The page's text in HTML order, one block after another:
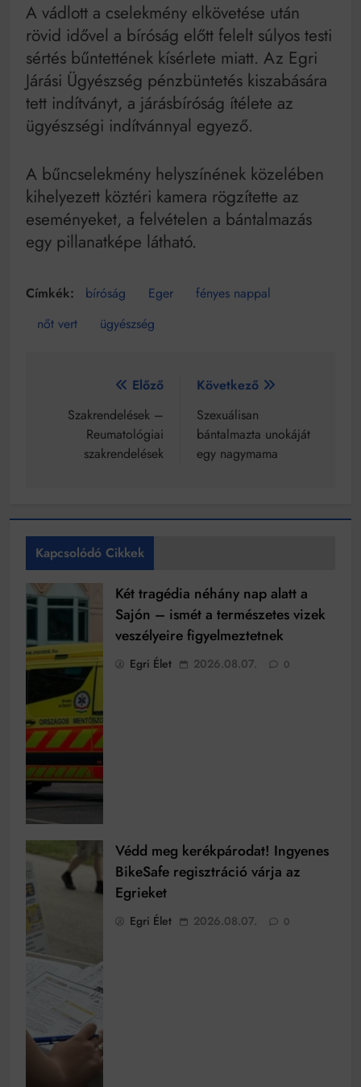
A vádlott a cselekmény elkövetése után
rövid idővel a bíróság előtt felelt súlyos testi
sértés bűntettének kísérlete miatt. Az Egri
Járási Ügyészség pénzbüntetés kiszabására
tett indítványt, a járásbíróság ítélete az
ügyészségi indítvánnyal egyező.
A bűncselekmény helyszínének közelében
kihelyezett köztéri kamera rögzítette az
eseményeket, a felvételen a bántalmazás
egy pillanatképe látható.
bíróság Eger
fényes nappal
nőt vert
ügyészség
Bejegyzés
navigáció
Előző
Szakrendelések –
Reumatológiai
szakrendelések
Következő
Szexuálisan
bántalmazta unokáját
egy nagymama
Kapcsolódó Cikkek
Két tragédia néhány nap alatt a
Sajón – ismét a természetes vizek
veszélyeire figyelmeztetnek
Egri Élet 2026.08.07. 0
Védd meg kerékpárodat! Ingyenes
BikeSafe regisztráció várja az
Egrieket
Egri Élet 2026.08.07. 0